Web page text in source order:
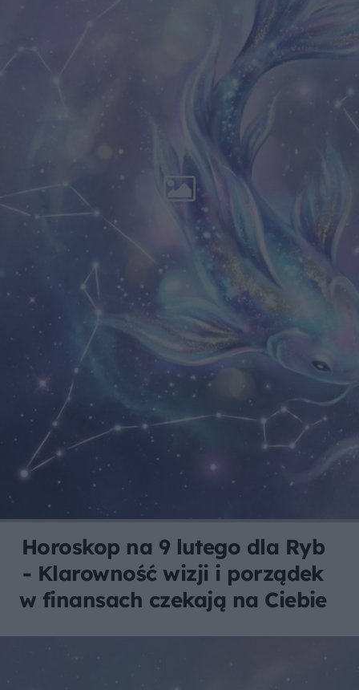
Horoskop na 9 lutego dla Ryb
- Klarowność wizji i porządek
w finansach czekają na Ciebie